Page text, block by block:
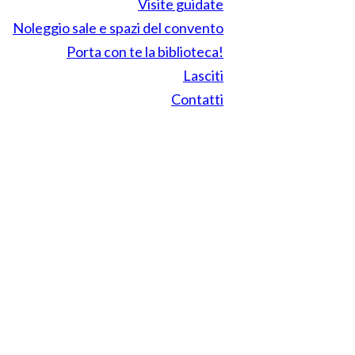
Visite guidate
Noleggio sale e spazi del convento
Porta con te la biblioteca!
Lasciti
Contatti